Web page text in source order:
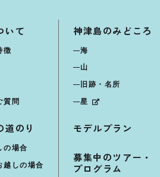
いて
徴
質問
道のり
の場合
越しの場合
神津島のみどころ
海
山
旧跡・名所
星
モデルプラン
募集中のツアー・
プログラム